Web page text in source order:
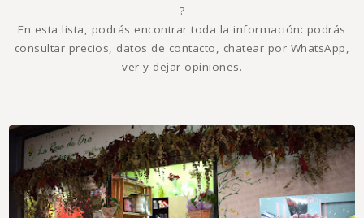
?
En esta lista, podrás encontrar toda la información: podrás
consultar precios, datos de contacto, chatear por WhatsApp,
ver y dejar opiniones.